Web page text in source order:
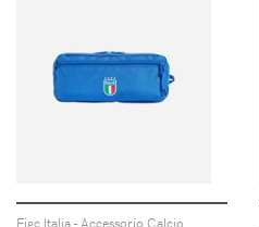
Figc Italia - Accessorio Calcio